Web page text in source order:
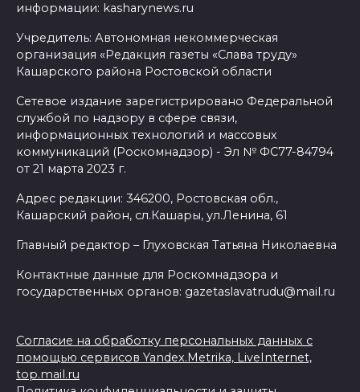
информации: kasharynews.ru
Учредитель: Автономная некоммерческая
организация «Редакция газеты «Слава труду»
Кашарского района Ростовской области
Сетевое издание зарегистрировано Федеральной
службой по надзору в сфере связи,
информационных технологий и массовых
коммуникаций (Роскомнадзор) - Эл № ФС77-84794
от 21 марта 2023 г.
Адрес редакции: 346200, Ростовская обл.,
Кашарский район, сл.Кашары, ул.Ленина, 61
Главный редактор – Глуховская Татьяна Николаевна
Контактные данные для Роскомнадзора и
государственных органов: gazetaslavatrudu@mail.ru
Согласие на обработку персональных данных с
помощью сервисов Yandex.Metrika, LiveInternet,
top.mail.ru